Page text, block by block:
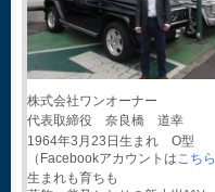
株式会社ワンオーナー
代表取締役 奈良橋 道幸
1964年3月23日生まれ O型
（Facebookアカウントはこちら
生まれも育ちも